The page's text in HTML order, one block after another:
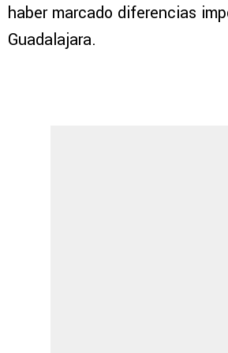
haber marcado diferencias
Guadalajara.